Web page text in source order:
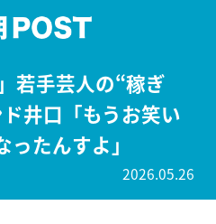
若手芸人の“稼ぎ
井口「もうお笑い
たんすよ」
2026.05.26